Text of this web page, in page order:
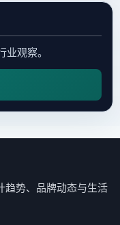
观察。
趋势、品牌动态与生活